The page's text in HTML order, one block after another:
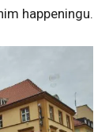
happeningu.